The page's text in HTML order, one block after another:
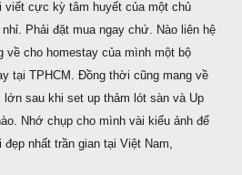
viết cực kỳ tâm huyết của một chủ
Phải đặt mua ngay chứ. Nào liên hệ
về cho homestay của mình một bộ
tại TPHCM. Đồng thời cũng mang về
sau khi set up thảm lót sàn và Up
Nhớ chụp cho mình vài kiểu ảnh để
nhất trần gian tại Việt Nam,